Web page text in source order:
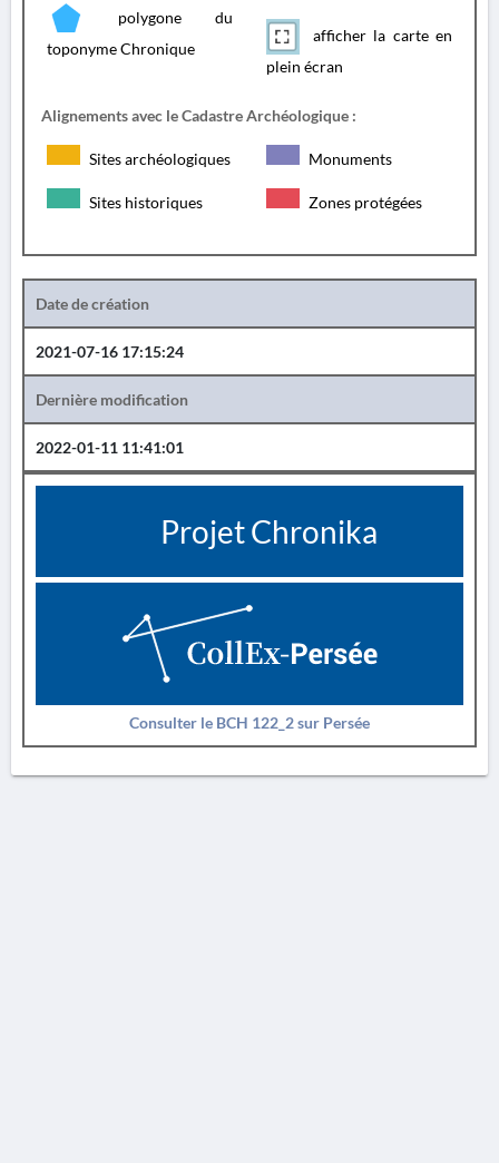
polygone du
toponyme Chronique
afficher la carte en
plein écran
Alignements avec le Cadastre Archéologique :
Sites archéologiques Monuments
Sites historiques Zones protégées
Date de création
2021-07-16 17:15:24
Dernière modification
2022-01-11 11:41:01
Projet Chronika
Consulter le BCH 122_2 sur Persée